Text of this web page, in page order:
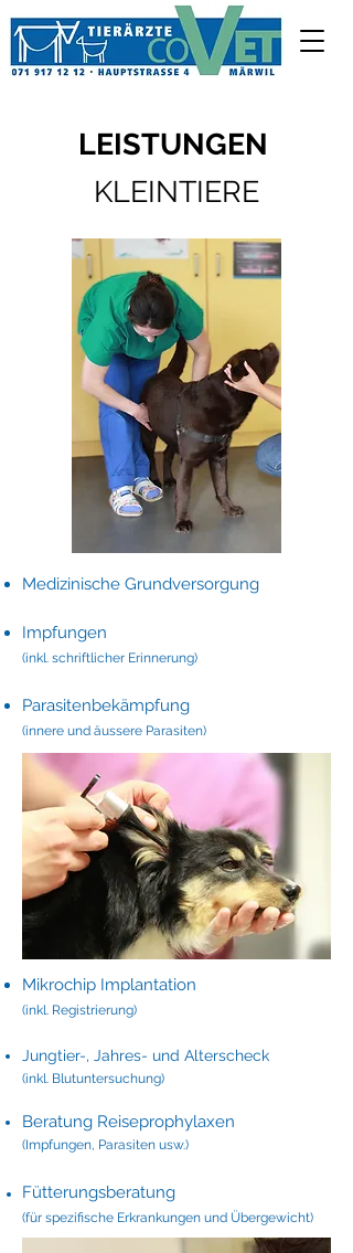
LEISTUNGEN
KLEINTIERE
Medizinische Grundversorgung
Impfungen
(inkl. schriftlicher Erinnerung)
​Parasitenbekämpfung
(innere und äussere Parasiten)
Mikrochip Implantation
(inkl. Registrierung)
Jungtier-, Jahres- und Alterscheck
(inkl. Blutuntersuchung)
Beratung Reiseprophylaxen
(Impfungen, Parasiten usw.)​
Fütterungsberatung
(für spezifische Erkrankungen und Übergewicht)